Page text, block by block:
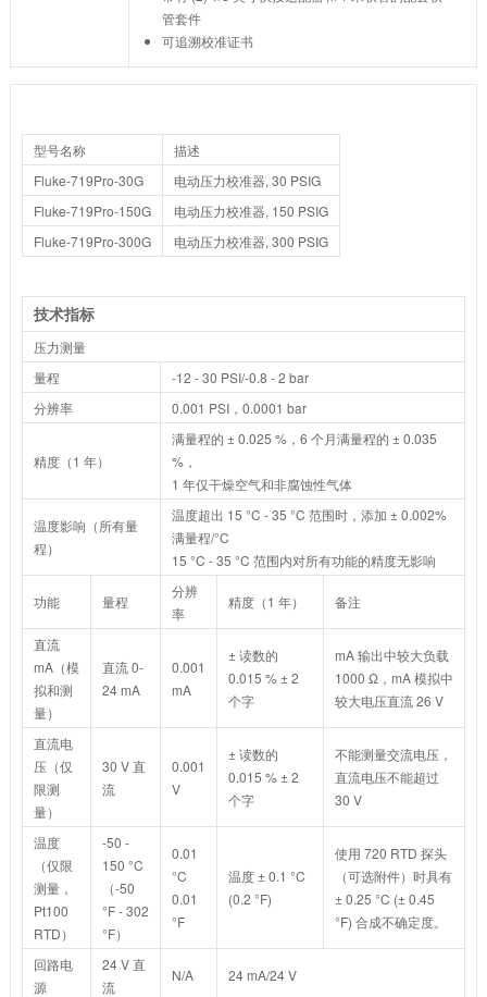
管套件
可追溯校准证书
型号名称
描述
Fluke-719Pro-30G
电动压力校准器, 30 PSIG
Fluke-719Pro-150G
电动压力校准器, 150 PSIG
Fluke-719Pro-300G
电动压力校准器, 300 PSIG
技术指标
压力测量
量程
-12 - 30 PSI/-0.8 - 2 bar
分辨率
0.001 PSI，0.0001 bar
精度（1 年）
满量程的 ± 0.025 %，6 个月满量程的 ± 0.035
%，
1 年仅干燥空气和非腐蚀性气体
温度影响（所有量
程）
温度超出 15 °C - 35 °C 范围时，添加 ± 0.002%
满量程/°C
15 °C - 35 °C 范围内对所有功能的精度无影响
功能 量程
分辨
率
精度（1 年） 备注
直流
mA（模
拟和测
量）
直流 0-
24 mA
0.001
mA
± 读数的
0.015 % ± 2
个字
mA 输出中较大负载
1000 Ω，mA 模拟中
较大电压直流 26 V
直流电
压（仅
限测
量）
30 V 直
流
0.001
V
± 读数的
0.015 % ± 2
个字
不能测量交流电压，
直流电压不能超过
30 V
温度
（仅限
测量，
Pt100
RTD）
-50 -
150 °C
（-50
°F - 302
°F）
0.01
°C
0.01
°F
温度 ± 0.1 °C
(0.2 °F)
使用 720 RTD 探头
（可选附件）时具有
± 0.25 °C (± 0.45
°F) 合成不确定度。
回路电
源
24 V 直
流
N/A 24 mA/24 V